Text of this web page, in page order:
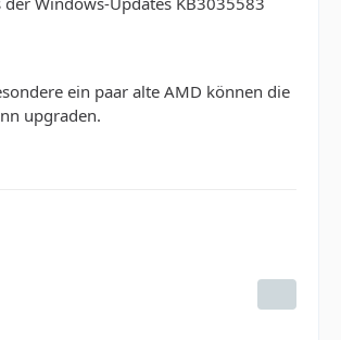
ein paar alte AMD können die
upgraden.